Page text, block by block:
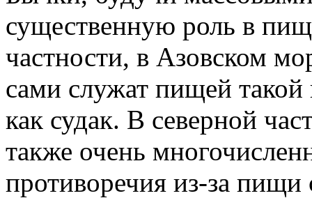
существенную роль в
частности, в Азовском
сами служат пищей
как судак. В северной
также очень
противоречия из-за